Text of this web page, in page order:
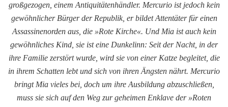
großgezogen, einem Antiquitätenhändler. Mercurio ist jedoch kein
gewöhnlicher Bürger der Republik, er bildet Attentäter für einen
Assassinenorden aus, die »Rote Kirche«. Und Mia ist auch kein
gewöhnliches Kind, sie ist eine Dunkelinn: Seit der Nacht, in der
ihre Familie zerstört wurde, wird sie von einer Katze begleitet, die
in ihrem Schatten lebt und sich von ihren Ängsten nährt. Mercurio
bringt Mia vieles bei, doch um ihre Ausbildung abzuschließen,
muss sie sich auf den Weg zur geheimen Enklave der »Roten